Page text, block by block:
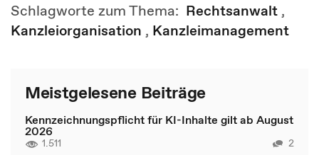
Schlagworte zum Thema: Rechtsanwalt ,
Kanzleiorganisation , Kanzleimanagement
Meistgelesene Beiträge
Kennzeichnungspflicht für KI-Inhalte gilt ab August
2026
1.511 2